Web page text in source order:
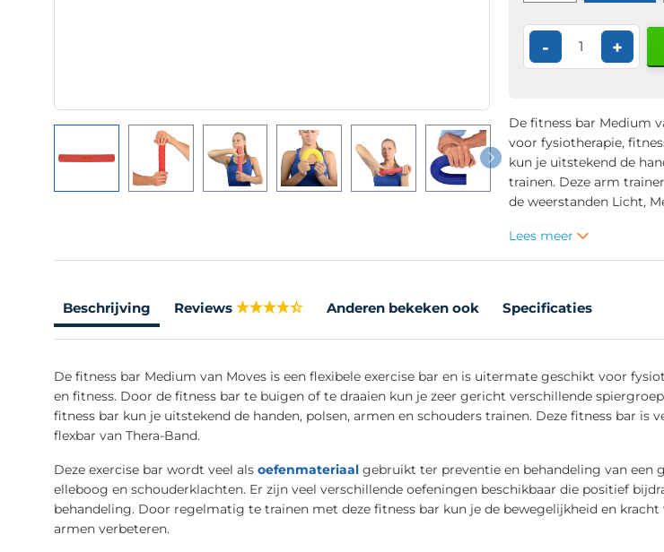
- +
De fitness bar Medium
voor fysiotherapie,
kun je uitstekend de
trainen. Deze arm
de weerstanden Licht,
Lees meer
Beschrijving Reviews Anderen bekeken ook Specificaties
De fitness bar Medium van Moves is een flexibele exercise bar en is uitermate geschikt voor
en fitness. Door de fitness bar te buigen of te draaien kun je zeer gericht verschillende
fitness bar kun je uitstekend de handen, polsen, armen en schouders trainen. Deze fitness bar is
flexbar van Thera-Band.
Deze exercise bar wordt veel als oefenmateriaal gebruikt ter preventie en behandeling van een
elleboog en schouderklachten. Er zijn veel verschillende oefeningen beschikbaar die positief
behandeling. Door regelmatig te trainen met deze fitness bar kun je de bewegelijkheid en kracht
armen verbeteren.